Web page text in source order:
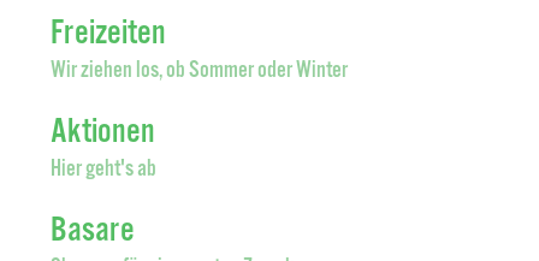
Freizeiten
Wir ziehen los, ob Sommer oder Winter
Aktionen
Hier geht's ab
Basare